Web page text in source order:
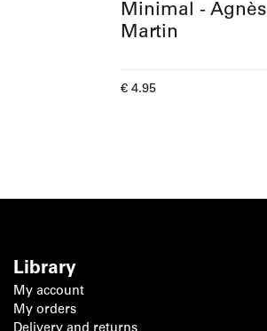
Minimal - Agnès
Martin
Current price
€ 4.95
Library
My account
My orders